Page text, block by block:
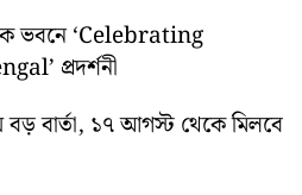
ভবনে ‘Celebrating
প্রদর্শনী
বড় বার্তা, ১৭ আগস্ট থেকে মিলবে